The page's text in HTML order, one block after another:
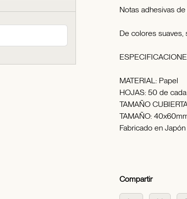
Notas adhesivas
De colores suaves,
MATERIAL: Papel
HOJAS: 50 de
TAMAÑO
TAMAÑO:
Fabricado en Japón
Compartir